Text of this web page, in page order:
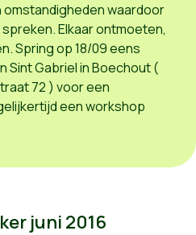
waardoor
Elkaar ontmoeten,
Spring op 18/09 eens
Sint Gabriel in Boechout (
72 ) voor een
een workshop
juni 2016